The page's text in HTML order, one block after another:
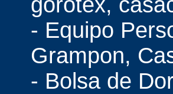
- Equipo
Grampon,
- Bolsa de